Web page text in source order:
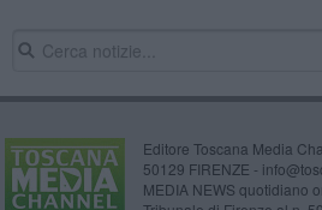
Editore Toscana Media
50129 FIRENZE -
MEDIA NEWS quotidiano